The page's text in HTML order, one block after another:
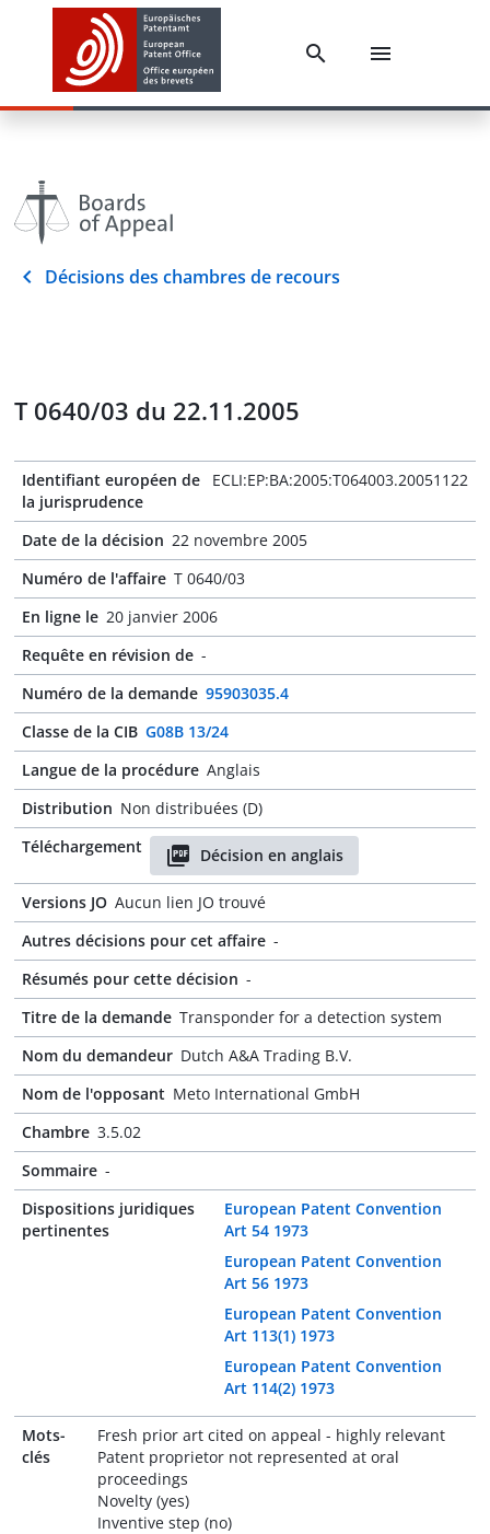
Décisions des chambres de recours
T 0640/03 du 22.11.2005
Identifiant européen de
la jurisprudence
ECLI:EP:BA:2005:T064003.20051122
Date de la décision 22 novembre 2005
Numéro de l'affaire T 0640/03
En ligne le 20 janvier 2006
Requête en révision de -
Numéro de la demande 95903035.4
Classe de la CIB G08B 13/24
Langue de la procédure Anglais
Distribution Non distribuées (D)
Téléchargement
Décision en anglais
Versions JO Aucun lien JO trouvé
Autres décisions pour cet affaire -
Résumés pour cette décision -
Titre de la demande Transponder for a detection system
Nom du demandeur Dutch A&A Trading B.V.
Nom de l'opposant Meto International GmbH
Chambre 3.5.02
Sommaire -
Dispositions juridiques
pertinentes
European Patent Convention
Art 54 1973
European Patent Convention
Art 56 1973
European Patent Convention
Art 113(1) 1973
European Patent Convention
Art 114(2) 1973
Mots-
clés
Fresh prior art cited on appeal - highly relevant
Patent proprietor not represented at oral
proceedings
Novelty (yes)
Inventive step (no)